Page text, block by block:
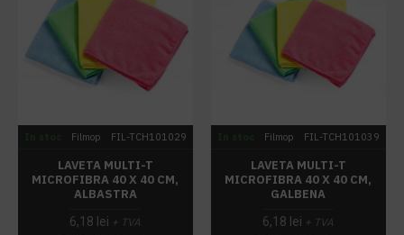
Filmop FIL-TCH101029
LAVETA MULTI-T
MICROFIBRA 40 X 40 CM,
ALBASTRA
6,18 lei + TVA
Filmop FIL-TCH101039
LAVETA MULTI-T
MICROFIBRA 40 X 40 CM,
GALBENA
6,18 lei + TVA